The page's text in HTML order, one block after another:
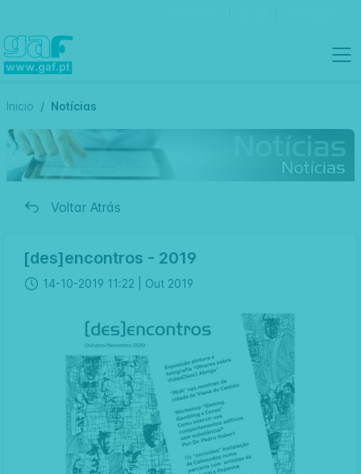
Inicio Notícias
Voltar Atrás
[des]encontros - 2019
14-10-2019 11:22 | Out 2019